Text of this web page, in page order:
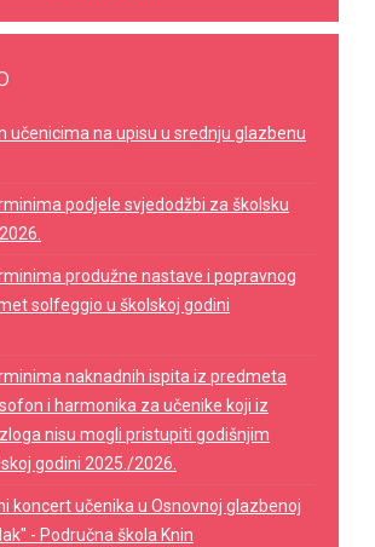
učenicima na upisu u srednju glazbenu
podjele svjedodžbi za školsku
produžne nastave i popravnog
solfeggio u školskoj godini
naknadnih ispita iz predmeta
i harmonika za učenike koji iz
nisu mogli pristupiti godišnjim
godini 2025./2026.
koncert učenika u Osnovnoj glazbenoj
- Područna škola Knin